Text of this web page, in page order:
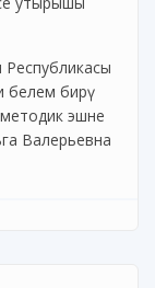
Республикасы
белем бирү
методик эшне
Валерьевна